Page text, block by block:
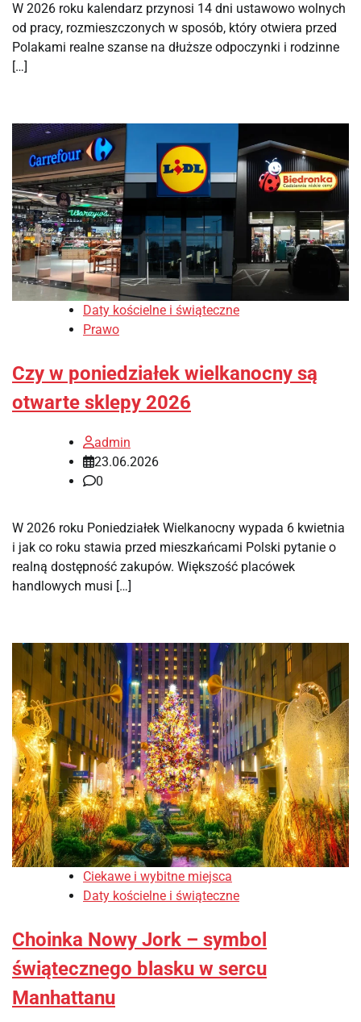
W 2026 roku kalendarz przynosi 14 dni ustawowo wolnych
od pracy, rozmieszczonych w sposób, który otwiera przed
Polakami realne szanse na dłuższe odpoczynki i rodzinne
[…]
Daty kościelne i świąteczne
Prawo
Czy w poniedziałek wielkanocny są
otwarte sklepy 2026
admin
23.06.2026
0
W 2026 roku Poniedziałek Wielkanocny wypada 6 kwietnia
i jak co roku stawia przed mieszkańcami Polski pytanie o
realną dostępność zakupów. Większość placówek
handlowych musi […]
Ciekawe i wybitne miejsca
Daty kościelne i świąteczne
Choinka Nowy Jork – symbol
świątecznego blasku w sercu
Manhattanu